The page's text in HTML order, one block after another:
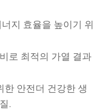
너지 효율을 높이기 위
로 최적의 가열 결과
한 안전더 건강한 생
.